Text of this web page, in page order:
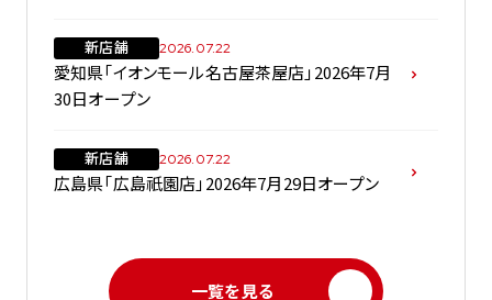
新店舗 2026.07.22
愛知県「イオンモール名古屋茶屋店」2026年7月
30日オープン
新店舗 2026.07.22
広島県「広島祇園店」2026年7月29日オープン
一覧を見る